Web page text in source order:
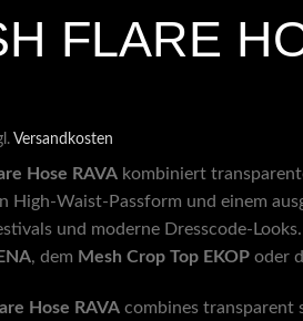
FLARE
Versandkosten
Hose RAVA kombiniert
High-Waist-Passform und einem
und moderne Dresscode-
, dem Mesh Crop Top EKOP oder
Hose RAVA combines transparent